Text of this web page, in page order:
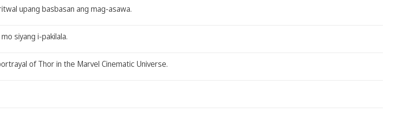
upang basbasan ang mag-asawa.
siyang i-pakilala.
of Thor in the Marvel Cinematic Universe.